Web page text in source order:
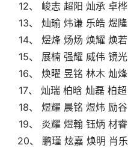
12、 峻志 超阳 灿承 卓桦
13、 灿瑜 炜谦 乐皓 煜隆
14、 煜烽 炀炀 焕耀 焕若
15、 展楠 强耀 威伟 镜光
16、 焕曜 昱铭 林木 灿烽
17、 灿瑞 柏晗 灿磊 柏超
18、 煜耀 晨铭 煜炜 励谷
19、 炎耀 煜翰 钰炳 材睿
20、 鹏瑾 炫嘉 焕明 肖乐